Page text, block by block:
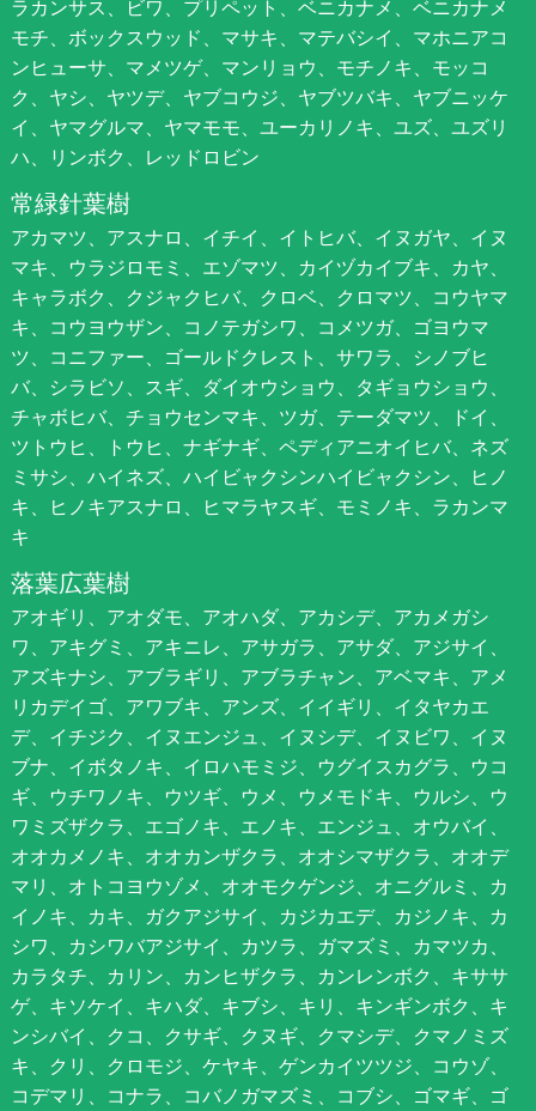
ラカンサス、ビワ、プリペット、ベニカナメ、ベニカナメ
モチ、ボックスウッド、マサキ、マテバシイ、マホニアコ
ンヒューサ、マメツゲ、マンリョウ、モチノキ、モッコ
ク、ヤシ、ヤツデ、ヤブコウジ、ヤブツバキ、ヤブニッケ
イ、ヤマグルマ、ヤマモモ、ユーカリノキ、ユズ、ユズリ
ハ、リンボク、レッドロビン
常緑針葉樹
アカマツ、アスナロ、イチイ、イトヒバ、イヌガヤ、イヌ
マキ、ウラジロモミ、エゾマツ、カイヅカイブキ、カヤ、
キャラボク、クジャクヒバ、クロベ、クロマツ、コウヤマ
キ、コウヨウザン、コノテガシワ、コメツガ、ゴヨウマ
ツ、コニファー、ゴールドクレスト、サワラ、シノブヒ
バ、シラビソ、スギ、ダイオウショウ、タギョウショウ、
チャボヒバ、チョウセンマキ、ツガ、テーダマツ、ドイ、
ツトウヒ、トウヒ、ナギナギ、ペディアニオイヒバ、ネズ
ミサシ、ハイネズ、ハイビャクシンハイビャクシン、ヒノ
キ、ヒノキアスナロ、ヒマラヤスギ、モミノキ、ラカンマ
キ
落葉広葉樹
アオギリ、アオダモ、アオハダ、アカシデ、アカメガシ
ワ、アキグミ、アキニレ、アサガラ、アサダ、アジサイ、
アズキナシ、アブラギリ、アブラチャン、アベマキ、アメ
リカデイゴ、アワブキ、アンズ、イイギリ、イタヤカエ
デ、イチジク、イヌエンジュ、イヌシデ、イヌビワ、イヌ
ブナ、イボタノキ、イロハモミジ、ウグイスカグラ、ウコ
ギ、ウチワノキ、ウツギ、ウメ、ウメモドキ、ウルシ、ウ
ワミズザクラ、エゴノキ、エノキ、エンジュ、オウバイ、
オオカメノキ、オオカンザクラ、オオシマザクラ、オオデ
マリ、オトコヨウゾメ、オオモクゲンジ、オニグルミ、カ
イノキ、カキ、ガクアジサイ、カジカエデ、カジノキ、カ
シワ、カシワバアジサイ、カツラ、ガマズミ、カマツカ、
カラタチ、カリン、カンヒザクラ、カンレンボク、キササ
ゲ、キソケイ、キハダ、キブシ、キリ、キンギンボク、キ
ンシバイ、クコ、クサギ、クヌギ、クマシデ、クマノミズ
キ、クリ、クロモジ、ケヤキ、ゲンカイツツジ、コウゾ、
コデマリ、コナラ、コバノガマズミ、コブシ、ゴマギ、ゴ